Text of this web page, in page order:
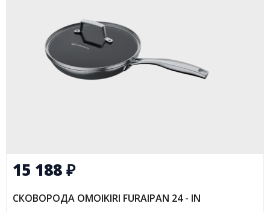
15 188₽
CКОВОРОДА OMOIKIRI FURAIPAN 24 - IN